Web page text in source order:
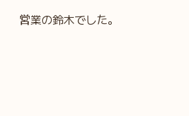
営業の鈴木でした。